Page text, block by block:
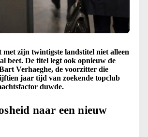
met zijn twintigste landstitel niet alleen
beet. De titel legt ook opnieuw de
Verhaeghe, de voorzitter die
jaar tijd van zoekende topclub
duwde.
naar een nieuw